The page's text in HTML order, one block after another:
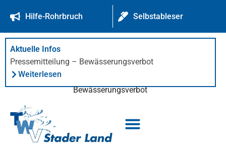
springenHilfe-Rohrbruch Selbstableser
Aktuelle Infos
Pressemitteilung – Bewässerungsverbot
Weiterlesen
Bewässerungsverbot